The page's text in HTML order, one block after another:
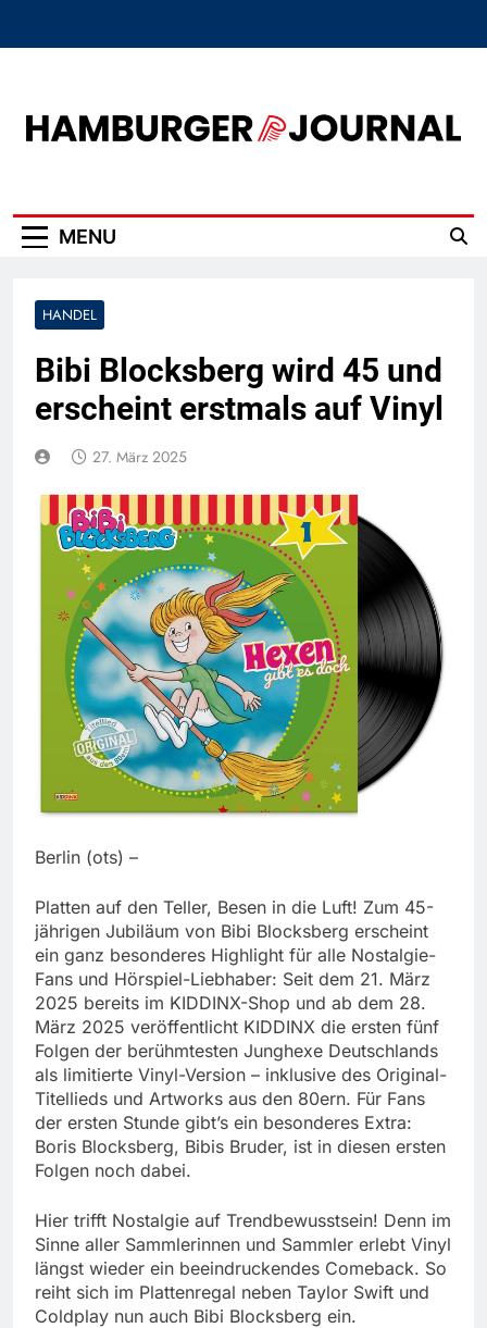
MENU
HANDEL
Bibi Blocksberg wird 45 und
erscheint erstmals auf Vinyl
27. März 2025
Berlin (ots) –
Platten auf den Teller, Besen in die Luft! Zum 45-
jährigen Jubiläum von Bibi Blocksberg erscheint
ein ganz besonderes Highlight für alle Nostalgie-
Fans und Hörspiel-Liebhaber: Seit dem 21. März
2025 bereits im KIDDINX-Shop und ab dem 28.
März 2025 veröffentlicht KIDDINX die ersten fünf
Folgen der berühmtesten Junghexe Deutschlands
als limitierte Vinyl-Version – inklusive des Original-
Titellieds und Artworks aus den 80ern. Für Fans
der ersten Stunde gibt’s ein besonderes Extra:
Boris Blocksberg, Bibis Bruder, ist in diesen ersten
Folgen noch dabei.
Hier trifft Nostalgie auf Trendbewusstsein! Denn im
Sinne aller Sammlerinnen und Sammler erlebt Vinyl
längst wieder ein beeindruckendes Comeback. So
reiht sich im Plattenregal neben Taylor Swift und
Coldplay nun auch Bibi Blocksberg ein.